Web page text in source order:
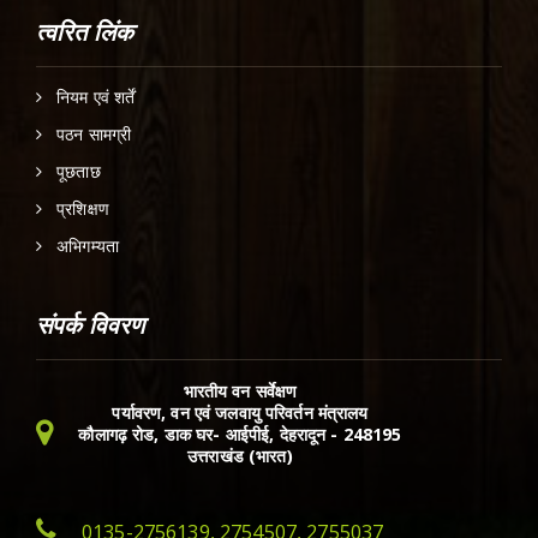
त्वरित लिंक
नियम एवं शर्तें
पठन सामग्री
पूछताछ
प्रशिक्षण
अभिगम्यता
संपर्क विवरण
भारतीय वन सर्वेक्षण
पर्यावरण, वन एवं जलवायु परिवर्तन मंत्रालय
कौलागढ़ रोड, डाक घर- आईपीई, देहरादून - 248195
उत्तराखंड (भारत)
0135-2756139, 2754507, 2755037